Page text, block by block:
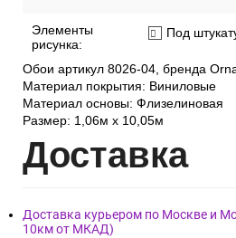
Элементы
рисунка:
Под
Обои артикул 8026-04, бренда
Материал покрытия: Виниловые
Материал основы: Флизелиновая
Размер: 1,06м х 10,05м
Доставка
Доставка курьером по Москве и
10км от МКАД)